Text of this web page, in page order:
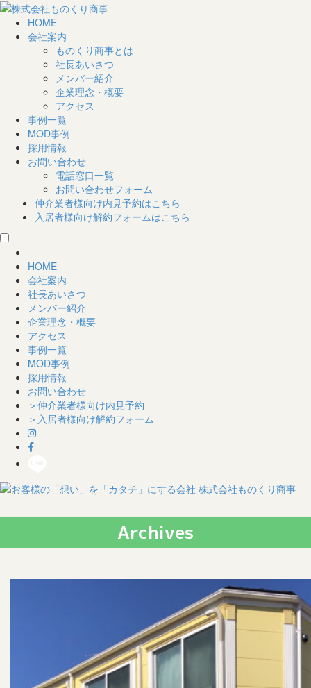
HOME
会社案内
ものくり商事とは
社長あいさつ
メンバー紹介
企業理念・概要
アクセス
事例一覧
MOD事例
採用情報
お問い合わせ
電話窓口一覧
お問い合わせフォーム
仲介業者様向け内見予約はこちら
入居者様向け解約フォームはこちら
HOME
会社案内
社長あいさつ
メンバー紹介
企業理念・概要
アクセス
事例一覧
MOD事例
採用情報
お問い合わせ
＞仲介業者様向け内見予約
＞入居者様向け解約フォーム
to
Archives
to